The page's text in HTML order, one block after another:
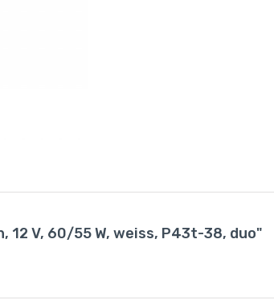
12 V, 60/55 W, weiss, P43t-38, duo"